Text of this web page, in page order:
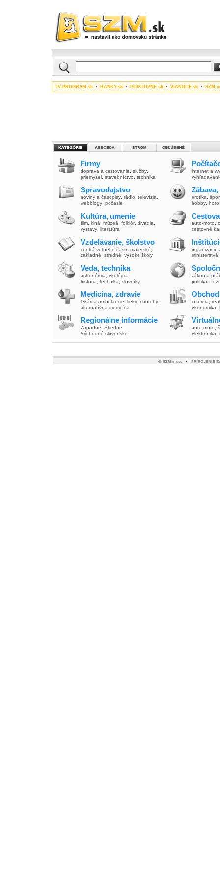
TV-PROGRAM.sk • BANKY.sk • POISTOVNE.sk • VIANOCE.sk •
Firmy
doprava a cestovanie služby
priemysel stavebníctvo technika
Spravodajstvo
noviny a časopisy rádio televízia
webblogy počasie
Kultúra, umenie
film kiná múzeá folklór, divadlá
výstavy literatúra
Vzdelávanie, školstvo
centrá voľného času materské
základné
stredné vysoké školy
Veda, technika
astronómia
ekológia
história
technika slovníky
Medicína, zdravie
lekári a ambulancie lieky choroby
alternatívna medicína
Regionálne informácie
Západné Stredné
Východné slovensko
internet a
erotika
hobby
auto-moto
cestovné
organizácie
ministerstvá
zákon a
politika
inzercia
ekonomika
auto moto
elektronika,